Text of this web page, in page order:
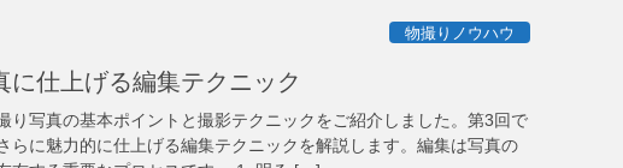
物撮りノウハウ
に仕上げる編集テクニック
り写真の基本ポイントと撮影テクニックをご紹介しました。第3回で
らに魅力的に仕上げる編集テクニックを解説します。編集は写真の